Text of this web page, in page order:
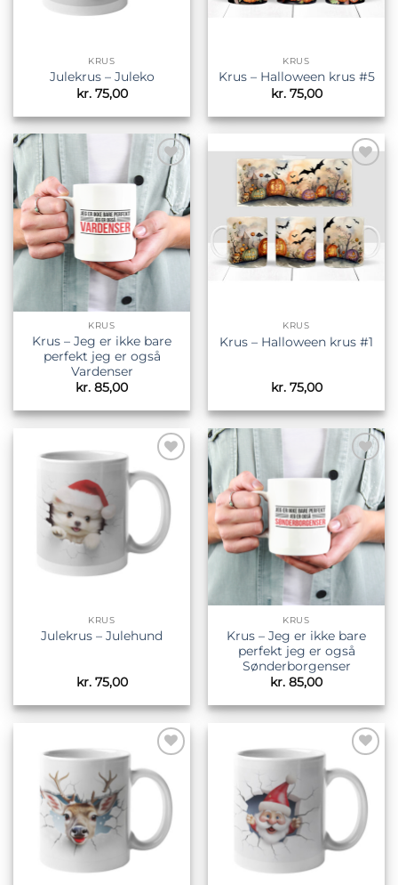
KRUS
Julekrus – Juleko
kr.75,00
KRUS
Krus – Halloween krus #5
kr.75,00
Tilføj til
ønskeliste
KRUS
Krus – Jeg er ikke bare
perfekt jeg er også
Vardenser
kr. 85,00
Tilføj til
ønskeliste
KRUS
Krus – Halloween krus #1
kr.75,00
Tilføj til
ønskeliste
KRUS
Julekrus – Julehund
kr.75,00
Tilføj til
ønskeliste
KRUS
Krus – Jeg er ikke bare
perfekt jeg er også
Sønderborgenser
kr. 85,00
Tilføj til
ønskeliste
Tilføj til
ønskeliste